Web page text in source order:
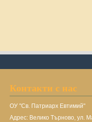
Контакти с нас
ОУ "Св. Патриарх Евтимий"
Адрес: Велико Търново, ул.